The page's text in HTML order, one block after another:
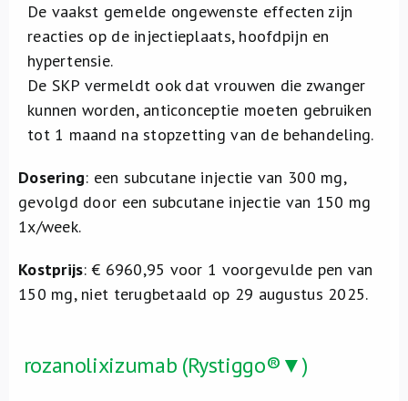
De vaakst gemelde ongewenste effecten zijn
reacties op de injectieplaats, hoofdpijn en
hypertensie.
De SKP vermeldt ook dat vrouwen die zwanger
kunnen worden, anticonceptie moeten gebruiken
tot 1 maand na stopzetting van de behandeling.
Dosering: een subcutane injectie van 300 mg,
gevolgd door een subcutane injectie van 150 mg
1x/week.
Kostprijs: € 6960,95 voor 1 voorgevulde pen van
150 mg, niet terugbetaald op 29 augustus 2025.
rozanolixizumab (Rystiggo®▼)